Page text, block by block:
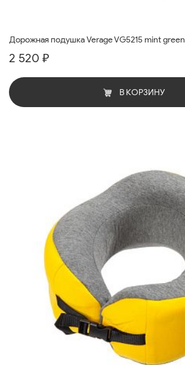
Дорожная подушка Verage VG5215 mint green
2 520 ₽
В КОРЗИНУ